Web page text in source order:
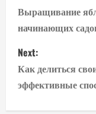
o
s
t
n
Выращивание
начинающих
Next:
Как делиться
эффективные